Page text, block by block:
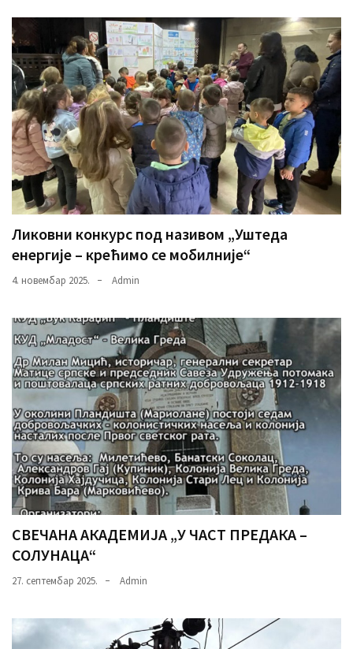
Ликовни конкурс под називом „Уштеда
енергије – крећимо се мобилније“
4. новембар 2025. Admin
СВЕЧАНА АКАДЕМИЈА „У ЧАСТ ПРЕДАКА –
СОЛУНАЦА“
27. септембар 2025. Admin